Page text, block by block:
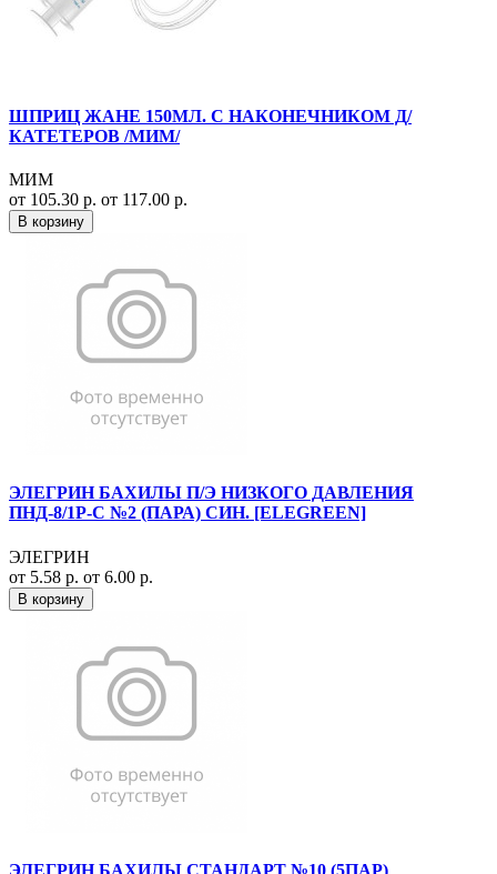
ШПРИЦ ЖАНЕ 150МЛ. С НАКОНЕЧНИКОМ Д/
КАТЕТЕРОВ /МИМ/
МИМ
от 105.30 р. от 117.00 р.
В корзину
ЭЛЕГРИН БАХИЛЫ П/Э НИЗКОГО ДАВЛЕНИЯ
ПНД-8/1Р-С №2 (ПАРА) СИН. [ELEGREEN]
ЭЛЕГРИН
от 5.58 р. от 6.00 р.
В корзину
ЭЛЕГРИН БАХИЛЫ СТАНДАРТ №10 (5ПАР)